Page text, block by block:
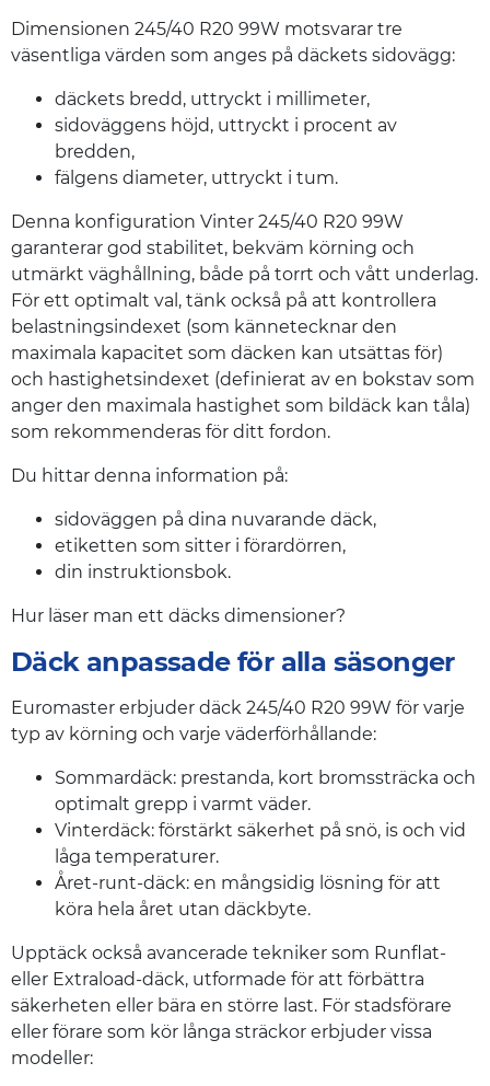
Dimensionen 245/40 R20 99W motsvarar tre
väsentliga värden som anges på däckets sidovägg:
däckets bredd, uttryckt i millimeter,
sidoväggens höjd, uttryckt i procent av
bredden,
fälgens diameter, uttryckt i tum.
Denna konfiguration Vinter 245/40 R20 99W
garanterar god stabilitet, bekväm körning och
utmärkt väghållning, både på torrt och vått underlag.
För ett optimalt val, tänk också på att kontrollera
belastningsindexet (som kännetecknar den
maximala kapacitet som däcken kan utsättas för)
och hastighetsindexet (definierat av en bokstav som
anger den maximala hastighet som bildäck kan tåla)
som rekommenderas för ditt fordon.
Du hittar denna information på:
sidoväggen på dina nuvarande däck,
etiketten som sitter i förardörren,
din instruktionsbok.
Hur läser man ett däcks dimensioner?
Däck anpassade för alla säsonger
Euromaster erbjuder däck 245/40 R20 99W för varje
typ av körning och varje väderförhållande:
Sommardäck: prestanda, kort bromssträcka och
optimalt grepp i varmt väder.
Vinterdäck: förstärkt säkerhet på snö, is och vid
låga temperaturer.
Året-runt-däck: en mångsidig lösning för att
köra hela året utan däckbyte.
Upptäck också avancerade tekniker som Runflat-
eller Extraload-däck, utformade för att förbättra
säkerheten eller bära en större last. För stadsförare
eller förare som kör långa sträckor erbjuder vissa
modeller: